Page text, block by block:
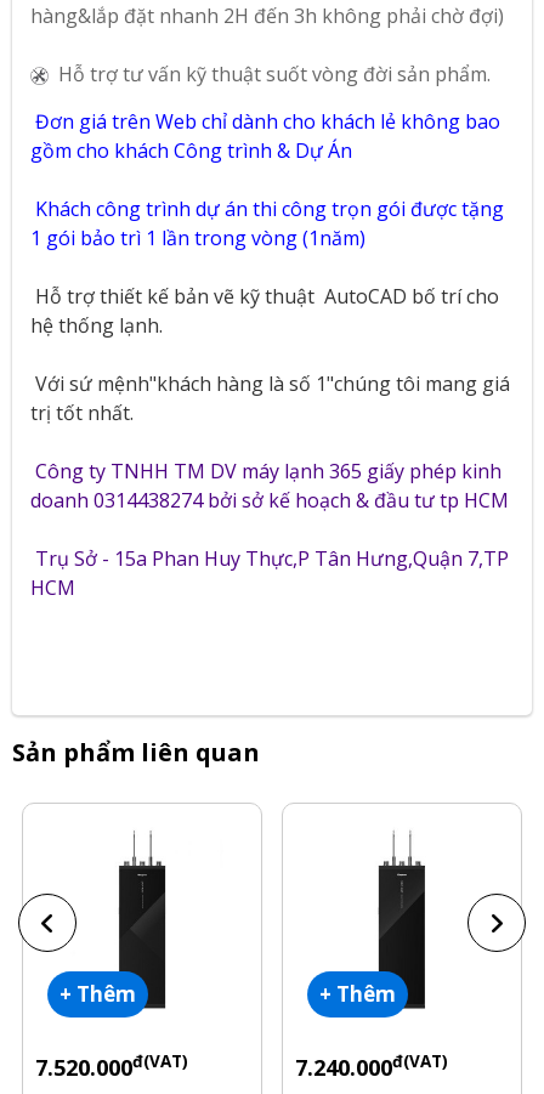
hàng&lắp đặt nhanh 2H đến 3h không phải chờ đợi)
Hỗ trợ tư vấn kỹ thuật suốt vòng đời sản phẩm.
Đơn giá trên Web chỉ dành cho khách lẻ không bao
gồm cho khách Công trình & Dự Án
Khách công trình dự án thi công trọn gói được tặng
1 gói bảo trì 1 lần trong vòng (1năm)
Hỗ trợ thiết kế bản vẽ kỹ thuật AutoCAD bố trí cho
hệ thống lạnh.
Với sứ mệnh"khách hàng là số 1"chúng tôi mang giá
trị tốt nhất.
Công ty TNHH TM DV máy lạnh 365 giấy phép kinh
doanh 0314438274 bởi sở kế hoạch & đầu tư tp HCM
Trụ Sở - 15a Phan Huy Thực,P Tân Hưng,Quận 7,TP
HCM
Sản phẩm liên quan
+ Thêm
7.520.000đ(VAT)
+ Thêm
7.240.000đ(VAT)